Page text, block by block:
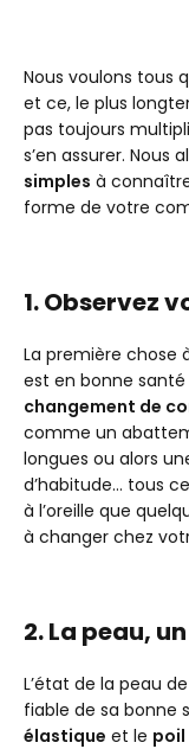
7. Nettoyer ses
8. Nettoyer ses
9. Lui faire faire
10. Lui donner
régulière
Nous voulons tous
et ce, le plus
pas toujours
s’en assurer. Nous
simples à
forme de votre
1. Observez
La première chose
est en bonne
changement de
comme un
longues ou alors
d’habitude… tous
à l’oreille que
à changer chez
2. La peau,
L’état de la peau
fiable de sa bonne
élastique et le